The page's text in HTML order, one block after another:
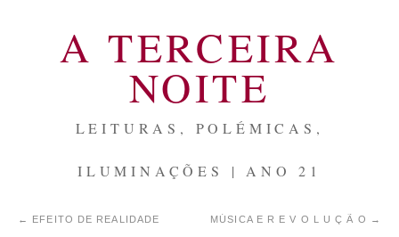
A TERCEIRA
NOITE
LEITURAS, POLÉMICAS,
ILUMINAÇÕES | ANO 21
← EFEITO DE REALIDADE MÚSICA E R E V O L U Ç Ã O →